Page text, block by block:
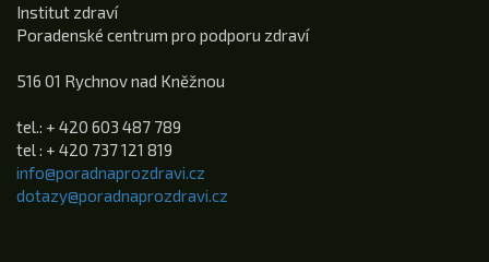
Institut zdraví
Poradenské centrum pro podporu zdraví
516 01 Rychnov nad Kněžnou
tel.: + 420 603 487 789
tel : + 420 737 121 819
info@poradnaprozdravi.cz
dotazy@poradnaprozdravi.cz